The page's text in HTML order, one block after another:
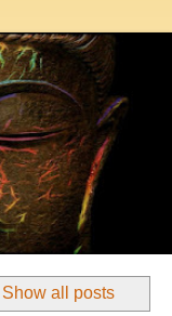
Show all posts